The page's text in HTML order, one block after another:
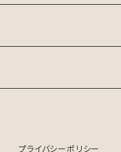
プライバシーポリシー